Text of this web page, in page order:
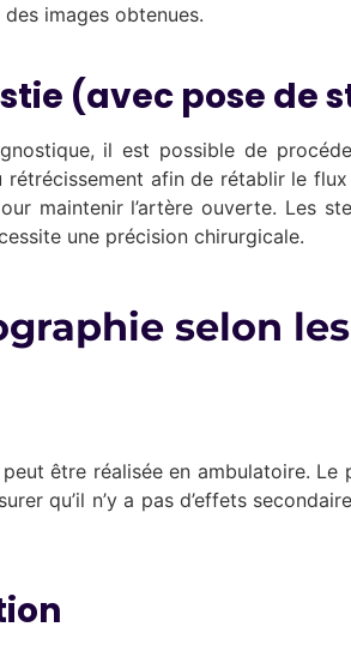
images obtenues.
(avec pose de
il est possible de
afin de rétablir le
maintenir l’artère ouverte. Les
une précision chirurgicale.
selon
être réalisée en ambulatoire.
qu’il n’y a pas d’effets